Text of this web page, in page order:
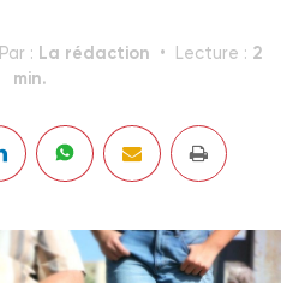
Par : La rédaction Lecture : 2
min.